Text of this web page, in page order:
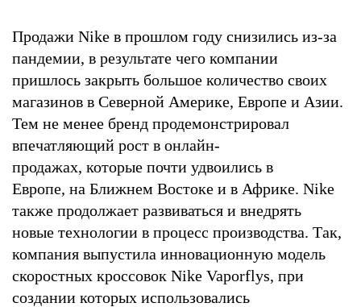
Продажи Nike в прошлом году снизились из-за
пандемии, в результате чего компании
пришлось закрыть большое количество своих
магазинов в Северной Америке, Европе и Азии.
Тем не менее бренд продемонстрировал
впечатляющий рост в онлайн-
продажах, которые почти удвоились в
Европе, на Ближнем Востоке и в Африке. Nike
также продолжает развиваться и внедрять
новые технологии в процесс производства. Так,
компания выпустила инновационную модель
скоростных кроссовок Nike Vaporflys, при
создании которых использовались